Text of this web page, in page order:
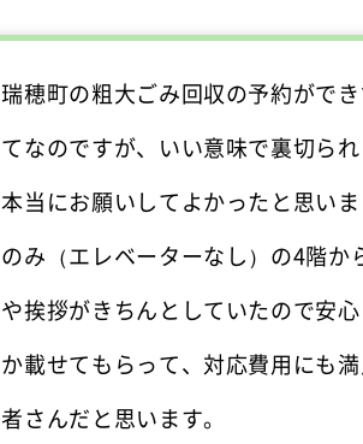
瑞穂町の粗大ごみ回収の予約がで
てなのですが、いい意味で裏切ら
本当にお願いしてよかったと思い
のみ（エレベーターなし）の4階
や挨拶がきちんとしていたので安
か載せてもらって、対応費用にも
者さんだと思います。